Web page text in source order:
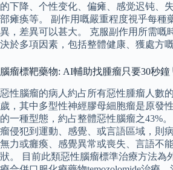
的下降、个性变化、偏瘫、感觉迟钝、
部瘫痪等。 副作用嘅嚴重程度視乎每種
異，差異可以甚大。 克服副作用所需嘅
決於多項因素，包括整體健康、獲處方嘅
腦瘤標靶藥物: AI輔助找腫瘤只要30秒
惡性腦瘤的病人約占所有惡性腫瘤人數
歲，其中多型性神經膠母細胞瘤是原發
的一種型態，約占整體惡性腦瘤之43%
瘤侵犯到運動、感覺、或言語區域，則
無力或癱瘓、感覺異常或喪失、言語不
狀。 目前此類惡性腦瘤標準治療方法為